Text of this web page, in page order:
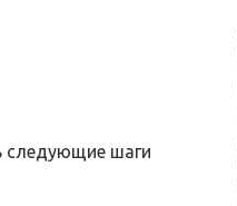
следующие шаги